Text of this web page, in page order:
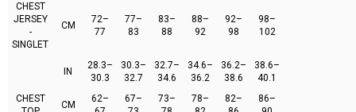
CHEST
JERSEY
-
SINGLET
CM
72–
77
77–
83
83–
88
88–
92
92–
98
98–
102
IN
28.3–
30.3
30.3–
32.7
32.7–
34.6
34.6–
36.2
36.2–
38.6
38.6–
40.1
CHEST
CM
62–
67–
73–
78–
82–
86–